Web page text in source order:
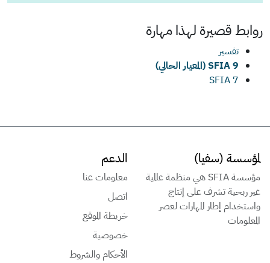
روابط قصيرة لهذامهارة
تفسير
SFIA 9 (المعيار الحالي)
SFIA 7
لمؤسسة (سفيا)
مؤسسة SFIA هي منظمة عالمية
غير ربحية تشرف على إنتاج
واستخدام إطار المهارات لعصر
المعلومات
الدعم
معلومات عنا
اتصل
خريطة الموقع
خصوصية
الأحكام والشروط